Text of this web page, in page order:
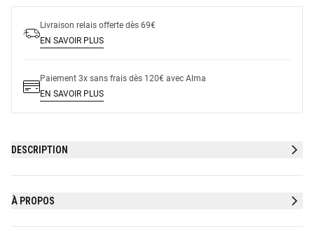
Livraison relais offerte dès 69€
EN SAVOIR PLUS
Paiement 3x sans frais dès 120€ avec Alma
EN SAVOIR PLUS
DESCRIPTION
À PROPOS